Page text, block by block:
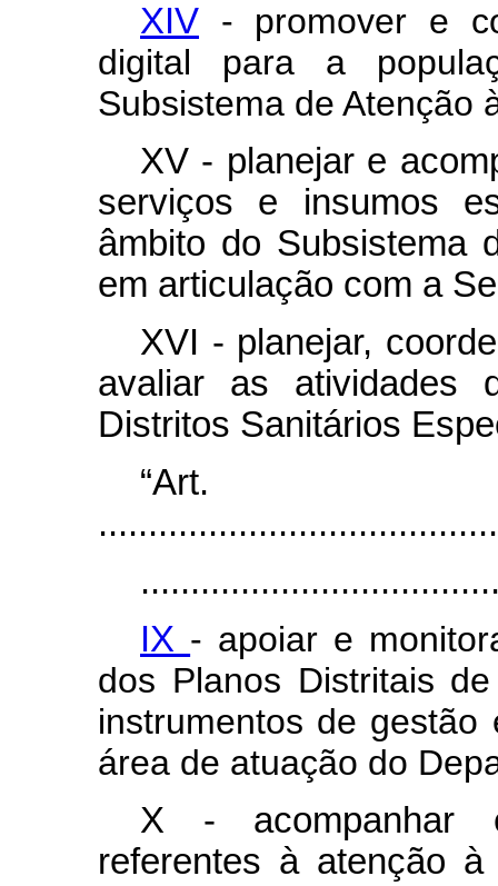
XIV - promover e
digital para a
Subsistema de Atenção
XV - planejar e
serviços e insumos
âmbito do Subsistema
em articulação com a
XVI - planejar,
avaliar as atividades
Distritos Sanitários
IX - apoiar e
dos Planos Distritais
instrumentos de gestão
área de atuação do
X - acompanhar
referentes à atenção